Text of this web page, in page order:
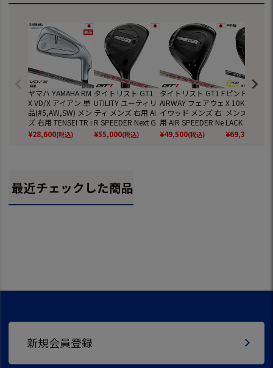
ヤマハ YAMAHA RM
X VD/X アイアン 単
品(#5,AW,SW) メン
ズ 右用 TENSEI TR i
カーボンシャフト 2
023年モデル 日本
ス テンセイ
¥28,600(税込)
タイトリスト GT1
UTILITY ユーティリ
ティ メンズ 右用 AI
R SPEEDER Next G
en カーボンシャフ
ト Titleist 2025年モ
¥55,000(税込)
タイトリスト GT1 F
AIRWAY フェアウェ
イウッド メンズ 右
用 AIR SPEEDER Ne
xt Gen カーボンシ
ャフト Titleist 2025
¥49,500(税込)
ピン PING
X 10K ドライ
メンズ ALTA J
LACK カーボ
フト 2024年
日本正規品
¥69,300
最近チェックした商品
新規会員登録